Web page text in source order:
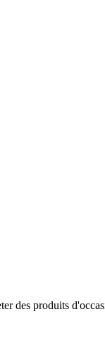
des produits